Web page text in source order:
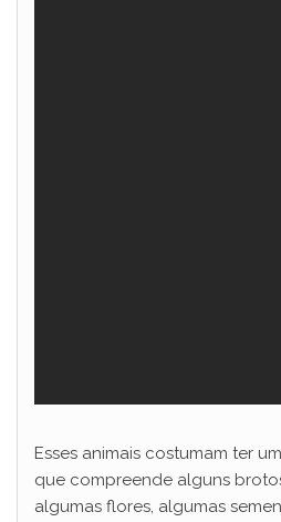
Esses animais costumam ter
que compreende alguns
algumas flores, algumas